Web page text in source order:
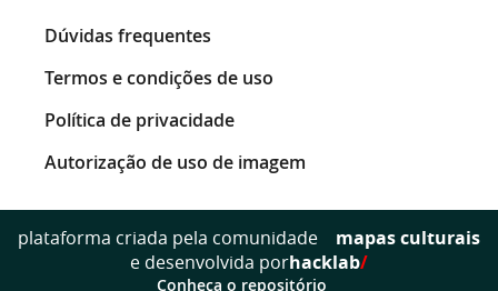
Dúvidas frequentes
Termos e condições de uso
Política de privacidade
Autorização de uso de imagem
plataforma criada pela comunidade
mapas culturais
e desenvolvida porhacklab/
Conheça o repositório